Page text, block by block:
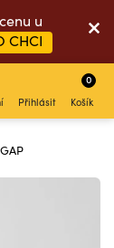
u
CHCI
Přihlásit Košík
0